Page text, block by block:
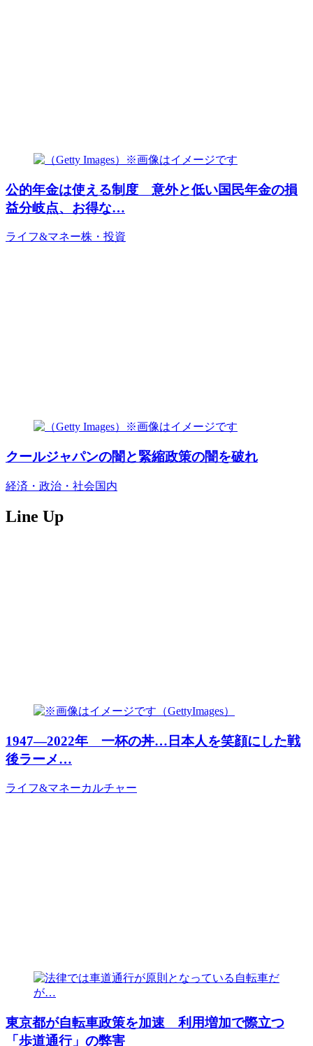
公的年金は使える制度 意外と低い国民年金の損
益分岐点、お得な…
ライフ&マネー株・投資
クールジャパンの闇と緊縮政策の闇を破れ
経済・政治・社会国内
Line Up
1947―2022年 一杯の丼…日本人を笑顔にした戦
後ラーメ…
ライフ&マネーカルチャー
東京都が自転車政策を加速 利用増加で際立つ
「歩道通行」の弊害